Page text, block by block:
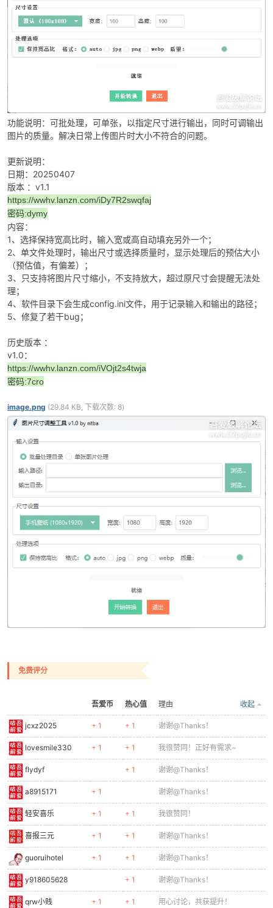
破
解
jie.
cn
功能说明：可批处理，可单张，以指定尺寸进行输出，同时可调输出
图片的质量。解决日常上传图片时大小不符合的问题。
更新说明：
日期：20250407
版本 ：v1.1
https://wwhv.lanzn.com/iDy7R2swqfaj
密码:dymy
内容：
1、选择保持宽高比时，输入宽或高自动填充另外一个；
2、单文件处理时，输出尺寸或选择质量时，显示处理后的预估大小
（预估值，有偏差）；
3、只支持将图片尺寸缩小，不支持放大，超过原尺寸会提醒无法处
理；
4、软件目录下会生成config.ini文件，用于记录输入和输出的路径；
5、修复了若干bug；
历史版本 ：
v1.0：
https://wwhv.lanzn.com/iVOjt2s4twja
密码:7cro
image.png (29.84 KB, 下载次数: 8)
免费评分
吾爱币 热心值 收起
理由
jcxz2025 + 1 + 1 谢谢@Thanks！
lovesmile330 + 1 + 1 我很赞同！正好有需求~
flydyf + 1 谢谢@Thanks！
a8915171 + 1 谢谢@Thanks！
轻安喜乐 + 1 + 1 我很赞同！
喜报三元 + 1 + 1 谢谢@Thanks！
guoruihotel + 1 + 1 谢谢@Thanks！
y918605628 + 1 谢谢@Thanks！
qrw小贱 + 1 + 1 用心讨论，共获提升！